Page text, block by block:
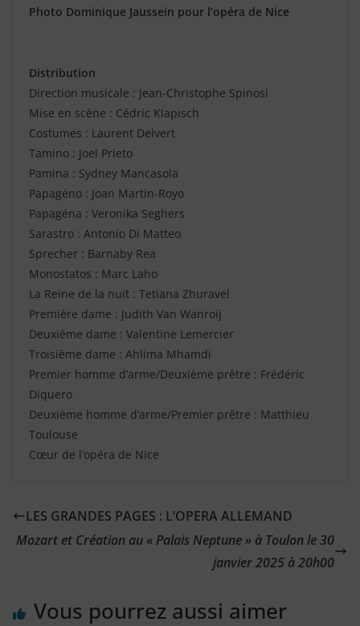
Photo Dominique Jaussein pour l’opéra de Nice
Distribution
Direction musicale : Jean-Christophe Spinosi
Mise en scène : Cédric Klapisch
Costumes : Laurent Delvert
Tamino : Joel Prieto
Pamina : Sydney Mancasola
Papagéno : Joan Martin-Royo
Papagéna : Veronika Seghers
Sarastro : Antonio Di Matteo
Sprecher : Barnaby Rea
Monostatos : Marc Laho
La Reine de la nuit : Tetiana Zhuravel
Première dame : Judith Van Wanroij
Deuxième dame : Valentine Lemercier
Troisième dame : Ahlima Mhamdi
Premier homme d’arme/Deuxième prêtre : Frédéric
Diquero
Deuxième homme d’arme/Premier prêtre : Matthieu
Toulouse
Cœur de l’opéra de Nice
LES GRANDES PAGES : L’OPERA ALLEMAND
Mozart et Création au « Palais Neptune » à Toulon le 30
janvier 2025 à 20h00
Vous pourrez aussi aimer